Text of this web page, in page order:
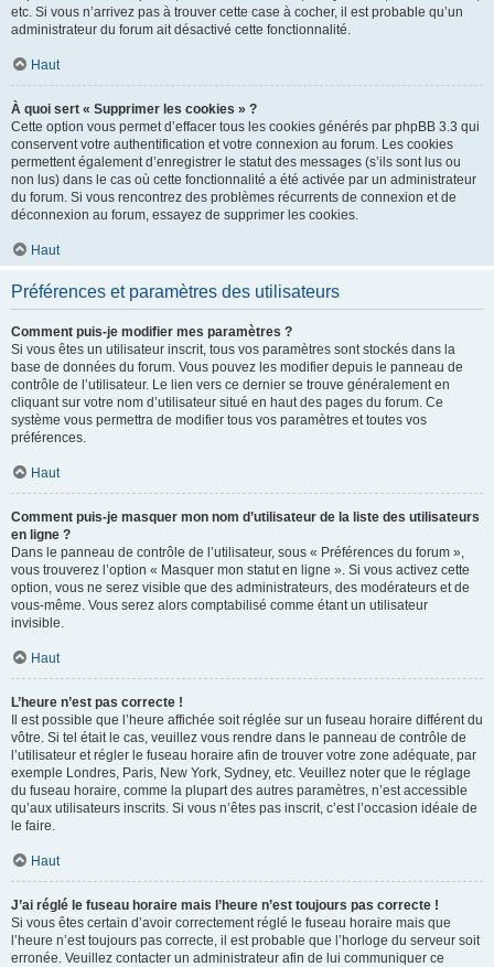
etc. Si vous n’arrivez pas à trouver cette case à cocher, il est probable qu’un
administrateur du forum ait désactivé cette fonctionnalité.
Haut
À quoi sert « Supprimer les cookies » ?
Cette option vous permet d’effacer tous les cookies générés par phpBB 3.3 qui
conservent votre authentification et votre connexion au forum. Les cookies
permettent également d’enregistrer le statut des messages (s’ils sont lus ou
non lus) dans le cas où cette fonctionnalité a été activée par un administrateur
du forum. Si vous rencontrez des problèmes récurrents de connexion et de
déconnexion au forum, essayez de supprimer les cookies.
Haut
Préférences et paramètres des utilisateurs
Comment puis-je modifier mes paramètres ?
Si vous êtes un utilisateur inscrit, tous vos paramètres sont stockés dans la
base de données du forum. Vous pouvez les modifier depuis le panneau de
contrôle de l’utilisateur. Le lien vers ce dernier se trouve généralement en
cliquant sur votre nom d’utilisateur situé en haut des pages du forum. Ce
système vous permettra de modifier tous vos paramètres et toutes vos
préférences.
Haut
Comment puis-je masquer mon nom d’utilisateur de la liste des utilisateurs
en ligne ?
Dans le panneau de contrôle de l’utilisateur, sous « Préférences du forum »,
vous trouverez l’option « Masquer mon statut en ligne ». Si vous activez cette
option, vous ne serez visible que des administrateurs, des modérateurs et de
vous-même. Vous serez alors comptabilisé comme étant un utilisateur
invisible.
Haut
L’heure n’est pas correcte !
Il est possible que l’heure affichée soit réglée sur un fuseau horaire différent du
vôtre. Si tel était le cas, veuillez vous rendre dans le panneau de contrôle de
l’utilisateur et régler le fuseau horaire afin de trouver votre zone adéquate, par
exemple Londres, Paris, New York, Sydney, etc. Veuillez noter que le réglage
du fuseau horaire, comme la plupart des autres paramètres, n’est accessible
qu’aux utilisateurs inscrits. Si vous n’êtes pas inscrit, c’est l’occasion idéale de
le faire.
Haut
J’ai réglé le fuseau horaire mais l’heure n’est toujours pas correcte !
Si vous êtes certain d’avoir correctement réglé le fuseau horaire mais que
l’heure n’est toujours pas correcte, il est probable que l’horloge du serveur soit
erronée. Veuillez contacter un administrateur afin de lui communiquer ce